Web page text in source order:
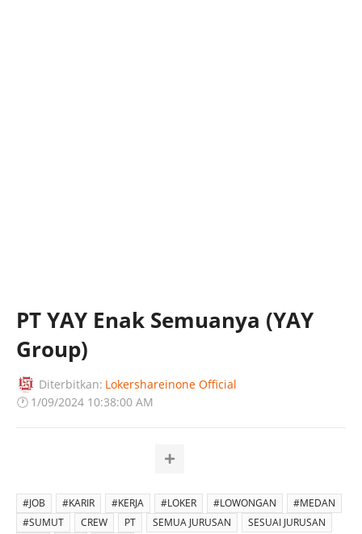
PT YAY Enak Semuanya (YAY
Group)
Diterbitkan: Lokershareinone Official
🕐 1/09/2024 10:38:00 AM
#JOB #KARIR #KERJA #LOKER #LOWONGAN
#MEDAN
#SUMUT
CREW PT SEMUA JURUSAN
SESUAI JURUSAN